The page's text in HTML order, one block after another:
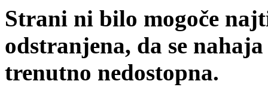
Strani ni bilo mogoče
odstranjena, da se
trenutno nedostopna.